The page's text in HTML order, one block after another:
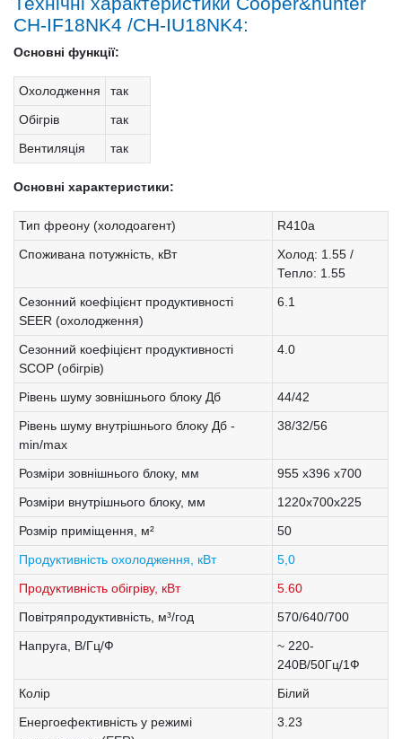
CH-IF18NK4 /CH-IU18NK4:
Основні функції:
Охолодження
так
Обігрів
так
Вентиляція
так
Основні характеристики:
Тип фреону (холодоагент)
R410a
Споживана потужність, кВт
Холод: 1.55 /
Тепло: 1.55
Сезонний коефіцієнт продуктивності
SEER (охолодження)
6.1
Сезонний коефіцієнт продуктивності
SCOP (обігрів)
4.0
Рівень шуму зовнішнього блоку Дб
44/42
Рівень шуму внутрішнього блоку Дб -
min/max
38/32/56
Розміри зовнішнього блоку, мм
955 х396 х700
Розміри внутрішнього блоку, мм
1220x700x225
Розмір приміщення, м²
50
Продуктивність охолодження, кВт
5,0
Продуктивність обігріву, кВт
5.60
Повітряпродуктивність, м³/год
570/640/700
Напруга, В/Гц/Ф
~ 220-
240В/50Гц/1Ф
Колір
Білий
Енергоефективність у режимі
3.23